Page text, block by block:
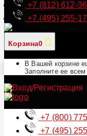
+7 (812) 612-
+7 (495) 255-
Корзина0
В Вашей корзине
Заполните ее
+7 (800)
+7 (495)